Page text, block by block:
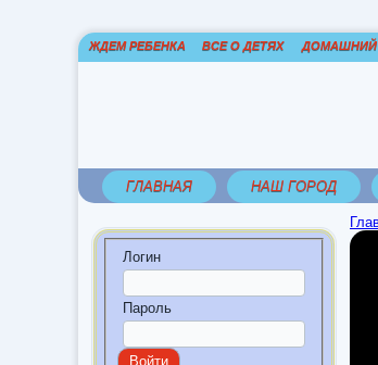
ЖДЕМ РЕБЕНКА ВСЕ О ДЕТЯХ ДОМАШНИЙ
ГЛАВНАЯ НАШ ГОРОД
Логин
Пароль